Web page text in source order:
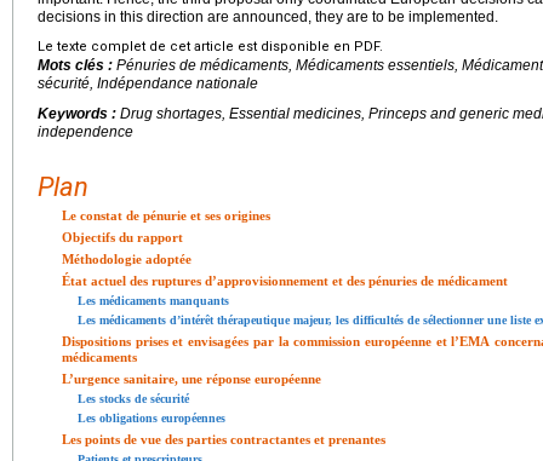
decisions in this direction are announced, they are to be implemented.
Le texte complet de cet article est disponible en PDF.
Mots clés : Pénuries de médicaments, Médicaments essentiels,
sécurité, Indépendance nationale
Keywords : Drug shortages, Essential medicines, Princeps and generic
independence
Plan
Le constat de pénurie et ses origines
Objectifs du rapport
Méthodologie adoptée
État actuel des ruptures d’approvisionnement et des pénuries de médicament
Les médicaments manquants
Les médicaments d’intérêt thérapeutique majeur, les difficultés de sélectionner une liste
Dispositions prises et envisagées par la commission européenne et l’EMA
médicaments
L’urgence sanitaire, une réponse européenne
Les stocks de sécurité
Les obligations européennes
Les points de vue des parties contractantes et prenantes